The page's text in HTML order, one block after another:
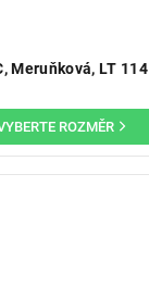
Meruňková, LT 114